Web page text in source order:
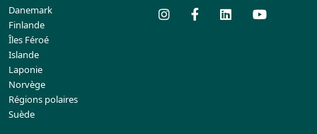
Danemark
Finlande
Îles Féroé
Islande
Laponie
Norvège
Régions polaires
Suède